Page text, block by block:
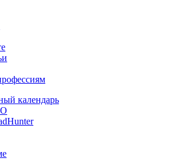
календарь